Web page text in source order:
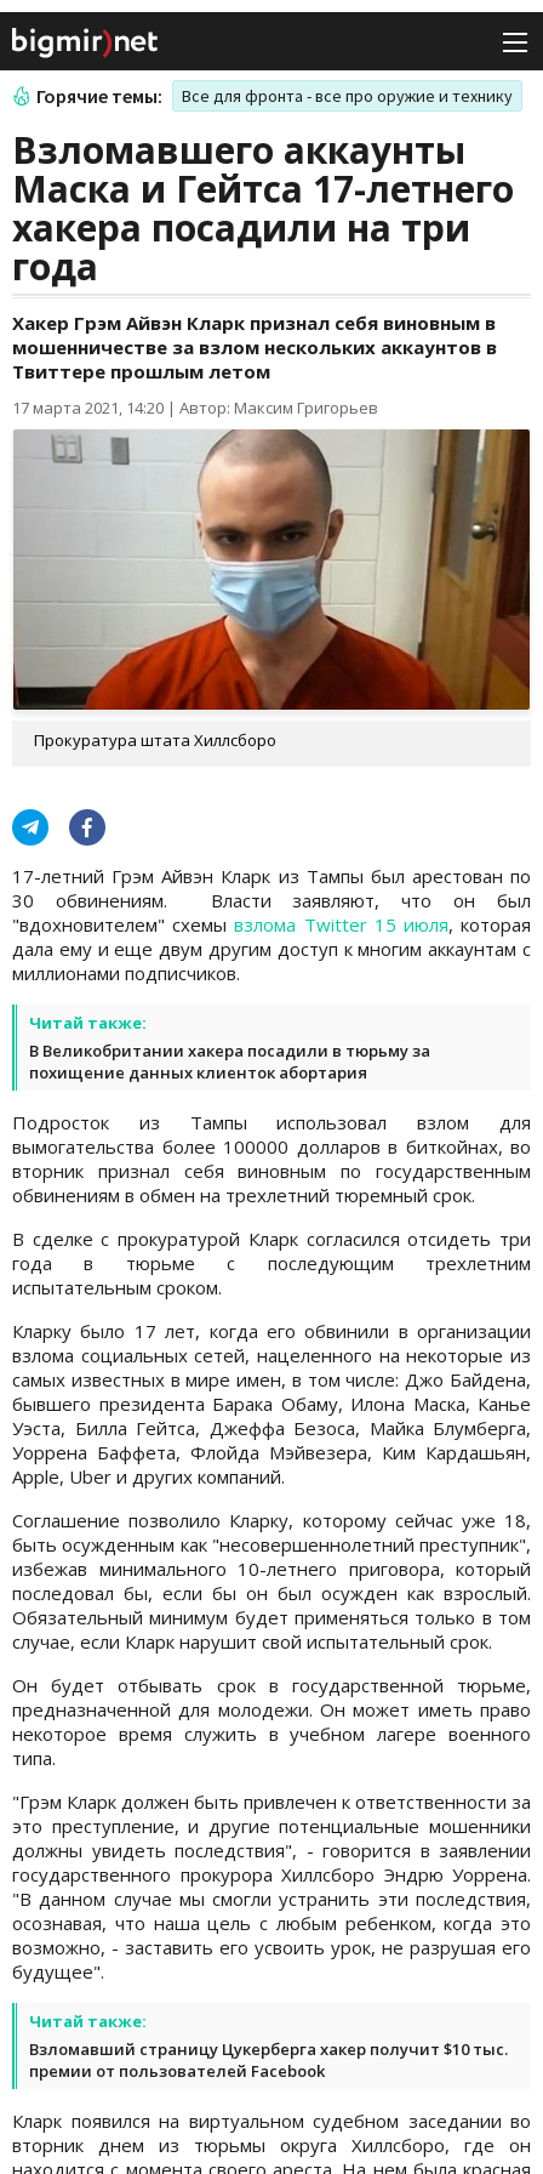
Горячие темы: Все для фронта - все про оружие и технику
Взломавшего аккаунты
Маска и Гейтса 17-летнего
хакера посадили на три
года
Хакер Грэм Айвэн Кларк признал себя виновным в
мошенничестве за взлом нескольких аккаунтов в
Твиттере прошлым летом
17 марта 2021, 14:20 | Автор: Максим Григорьев
Прокуратура штата Хиллсборо
17-летний Грэм Айвэн Кларк из Тампы был арестован по
30 обвинениям. Власти заявляют, что он был
"вдохновителем" схемывзлома Twitter 15 июля, которая
дала ему и еще двум другим доступ к многим аккаунтам с
миллионами подписчиков.
Читай также:
В Великобритании хакера посадили в тюрьму за
похищение данных клиенток абортария
Подросток из Тампы использовал взлом для
вымогательства более 100000 долларов в биткойнах, во
вторник признал себя виновным по государственным
обвинениям в обмен на трехлетний тюремный срок.
В сделке с прокуратурой Кларк согласился отсидеть три
года в тюрьме с последующим трехлетним
испытательным сроком.
Кларку было 17 лет, когда его обвинили в организации
взлома социальных сетей, нацеленного на некоторые из
самых известных в мире имен, в том числе: Джо Байдена,
бывшего президента Барака Обаму, Илона Маска, Канье
Уэста, Билла Гейтса, Джеффа Безоса, Майка Блумберга,
Уоррена Баффета, Флойда Мэйвезера, Ким Кардашьян,
Apple, Uber и других компаний.
Соглашение позволило Кларку, которому сейчас уже 18,
быть осужденным как "несовершеннолетний преступник",
избежав минимального 10-летнего приговора, который
последовал бы, если бы он был осужден как взрослый.
Обязательный минимум будет применяться только в том
случае, если Кларк нарушит свой испытательный срок.
Он будет отбывать срок в государственной тюрьме,
предназначенной для молодежи. Он может иметь право
некоторое время служить в учебном лагере военного
типа.
"Грэм Кларк должен быть привлечен к ответственности за
это преступление, и другие потенциальные мошенники
должны увидеть последствия", - говорится в заявлении
государственного прокурора Хиллсборо Эндрю Уоррена.
"В данном случае мы смогли устранить эти последствия,
осознавая, что наша цель с любым ребенком, когда это
возможно, - заставить его усвоить урок, не разрушая его
будущее".
Читай также:
Взломавший страницу Цукерберга хакер получит $10 тыс.
премии от пользователей Facebook
Кларк появился на виртуальном судебном заседании во
вторник днем ​​из тюрьмы округа Хиллсборо, где он
находится с момента своего ареста. На нем была красная